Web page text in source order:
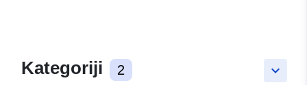
keyboard_arrow_down
Kategoriji 2